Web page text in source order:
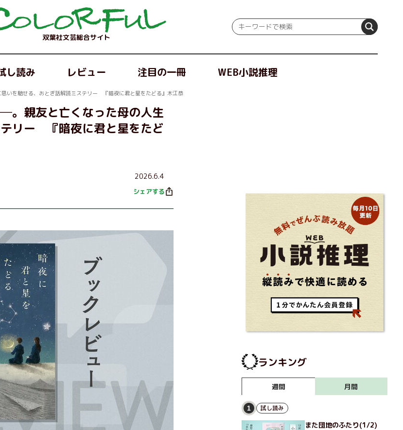
双葉社文芸総合サイト
し読み レビュー 注目の一冊 WEB小説推理
いを馳せる、おとぎ話解読ミステリー 『暗夜に君と星をたどる』木江恭
。親友と亡くなった母の人生
リー 『暗夜に君と星をたど
2026.6.4
シェアする
ランキング
週間 月間
1 試し読み
また団地のふたり(1/2)